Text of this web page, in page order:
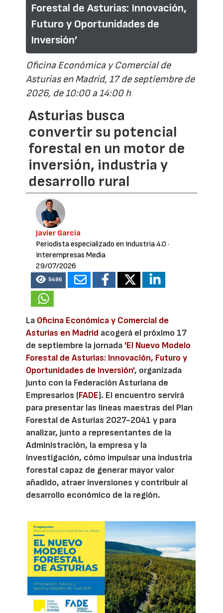
Forestal de Asturias: Innovación,
Futuro y Oportunidades de
Inversión’
Oficina Económica y Comercial de
Asturias en Madrid, 17 de septiembre de
2026, de 10:00 a 14:00 h
Asturias busca
convertir su potencial
forestal en un motor de
inversión, industria y
desarrollo rural
Javier García
Periodista especializado en Industria 4.0 ·
Interempresas Media
29/07/2026
5496
La Oficina Económica y Comercial de
Asturias en Madrid acogerá el próximo 17
de septiembre la jornada 'El Nuevo Modelo
Forestal de Asturias: Innovación, Futuro y
Oportunidades de Inversión', organizada
junto con la Federación Asturiana de
Empresarios (FADE). El encuentro servirá
para presentar las líneas maestras del Plan
Forestal de Asturias 2027-2041 y para
analizar, junto a representantes de la
Administración, la empresa y la
investigación, cómo impulsar una industria
forestal capaz de generar mayor valor
añadido, atraer inversiones y contribuir al
desarrollo económico de la región.